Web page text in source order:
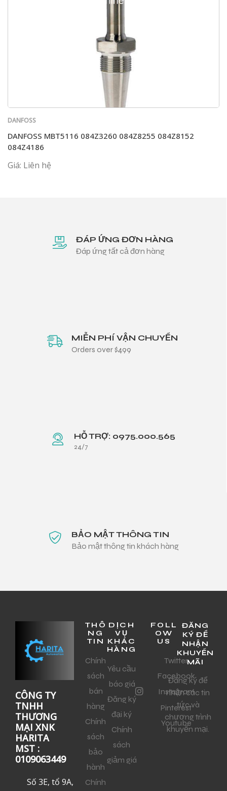
DANFOSS
DANFOSS MBT5116 084Z3260 084Z8255 084Z8152
084Z4186
Giá: Liên hệ
ĐÁP ỨNG ĐƠN HÀNG
Đáp ứng tất cả đơn hàng
MIỄN PHÍ VẬN CHUYỂN
Orders over $499
HỖ TRỢ: 0975.000.565
24/7
BẢO MẬT THÔNG TIN
Bảo mật thông tin khách hàng
CÔNG TY
TNHH
THƯƠNG
MẠI XNK
HARITA
MST :
0109063449
Số 3E, tổ 9A,
THÔ
NG
TIN
Chính
sách
bán
hàng
Chính
sách
bảo
hành
Chính
DỊCH
VỤ
KHÁC
HÀNG
Yêu cầu
báo giá
Đăng ký
đại ký
Chính
sách
giảm giá
FOLL
OW
US
Twitter
Facebook
Instagram
Pinterest
Youtube
ĐĂNG
KÝ ĐỂ
NHẬN
KHUYẾN
MÃI
Đăng ký để
nhận các tin
tức và
chương trình
khuyến mại.